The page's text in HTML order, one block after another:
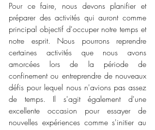
Pour ce faire, nous devons planifier et
préparer des activités qui auront comme
principal objectif d'occuper notre temps et
notre esprit. Nous pourrons reprendre
certaines activités que nous avons
amorcées lors de la période de
confinement ou entreprendre de nouveaux
défis pour lequel nous n'avions pas assez
de temps. Il s'agit également d'une
excellente occasion pour essayer de
nouvelles expériences comme s'initier au